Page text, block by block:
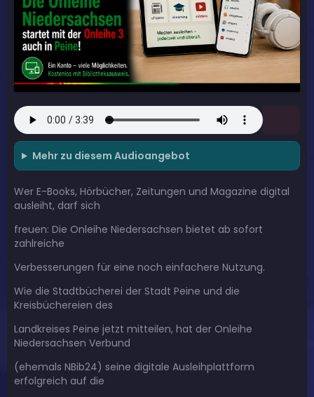
Mehr zu diesem Audioangebot
Wer E-Books, Hörbücher, Zeitungen und Magazine digital
ausleiht, darf sich
freuen: Die Onleihe Niedersachsen bietet ab sofort
zahlreiche
Verbesserungen für eine noch einfachere Nutzung.
Wie die Stadtbücherei der Stadt Peine und die
Kreisbüchereien des
Landkreises Peine jetzt mitteilen, hat der Onleihe
Niedersachsen Verbund
(ehemals NBib24) seine digitale Ausleihplattform
erfolgreich auf die